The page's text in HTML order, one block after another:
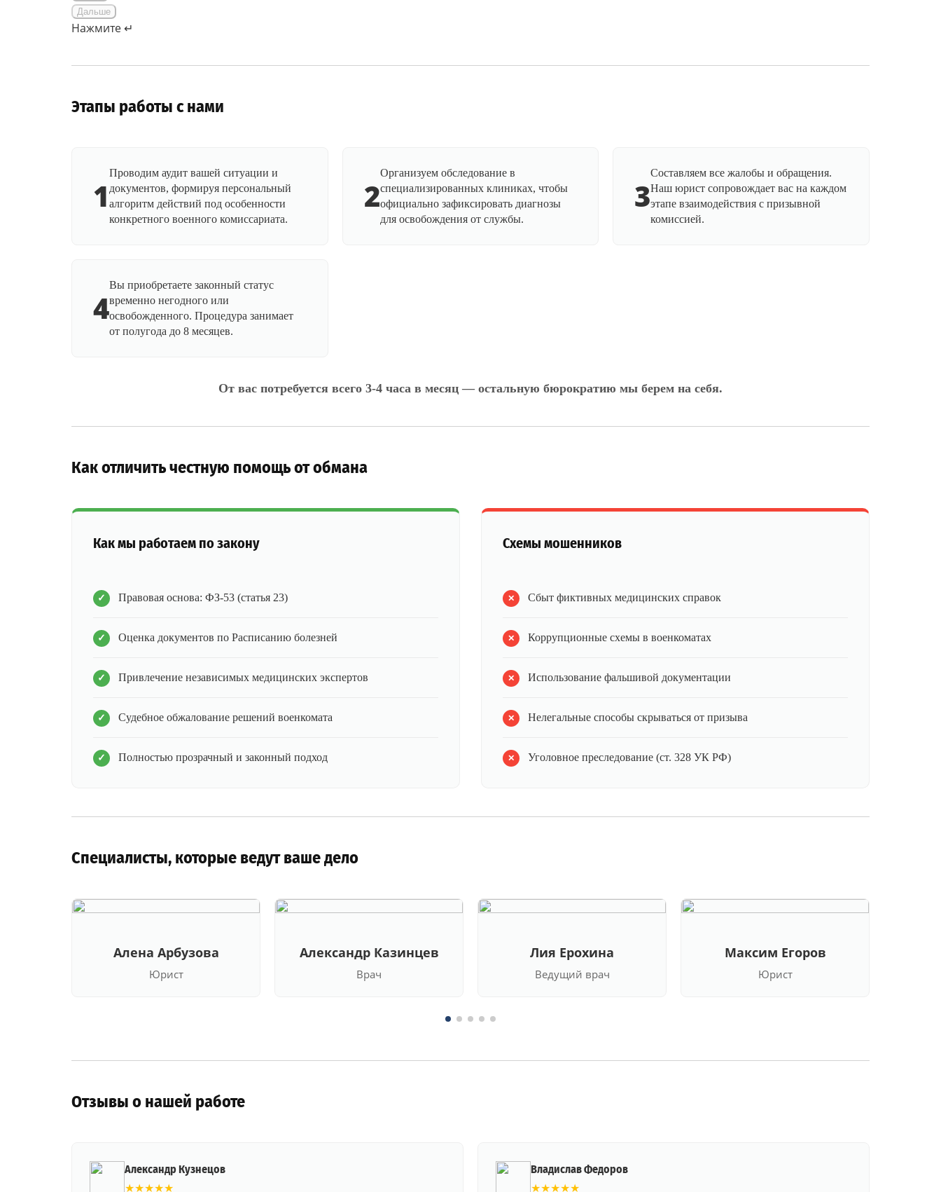
Дальше
Нажмите ↵
Этапы работы с нами
1
Проводим аудит вашей ситуации и
документов, формируя персональный
алгоритм действий под особенности
конкретного военного комиссариата.
2
Организуем обследование в
специализированных клиниках, чтобы
официально зафиксировать диагнозы
для освобождения от службы.
3
Составляем все жалобы и обращения.
Наш юрист сопровождает вас на каждом
этапе взаимодействия с призывной
комиссией.
4
Вы приобретаете законный статус
временно негодного или
освобожденного. Процедура занимает
от полугода до 8 месяцев.
От вас потребуется всего 3-4 часа в месяц — остальную бюрократию мы берем на себя.
Как отличить честную помощь от обмана
Как мы работаем по закону
Правовая основа: ФЗ-53 (статья 23)
Оценка документов по Расписанию болезней
Привлечение независимых медицинских экспертов
Судебное обжалование решений военкомата
Полностью прозрачный и законный подход
Схемы мошенников
Сбыт фиктивных медицинских справок
Коррупционные схемы в военкоматах
Использование фальшивой документации
Нелегальные способы скрываться от призыва
Уголовное преследование (ст. 328 УК РФ)
Специалисты, которые ведут ваше дело
Алена Арбузова
Юрист
Александр Казинцев
Врач
Лия Ерохина
Ведущий врач
Максим Егоров
Юрист
Отзывы о нашей работе
Александр Кузнецов
★★★★★
Владислав Федоров
★★★★★